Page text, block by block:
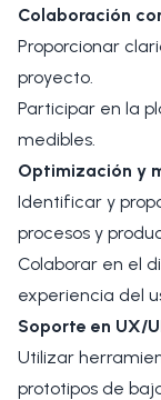
Colaboración
Proporcionar
proyecto.
Participar en la
medibles.
Optimización y
Identificar y
procesos y
Colaborar en el
experiencia del
Soporte en UX/
Utilizar
prototipos de